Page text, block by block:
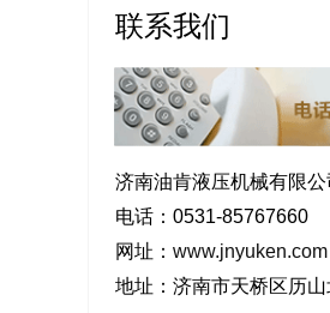
联系我们
济南油肯液压机械有限公
电话：0531-85767660
网址： www.jnyuken.com
地址：济南市天桥区历